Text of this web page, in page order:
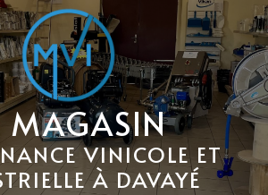
MAGASIN
VINICOLE ET
À DAVAYÉ